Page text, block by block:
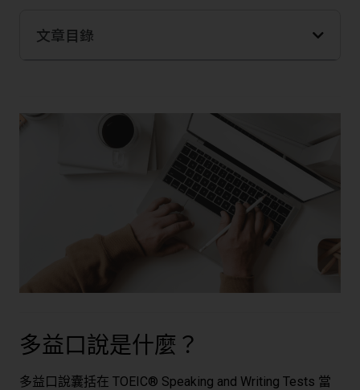
文章目錄
多益口說是什麼？
多益口說囊括在 TOEIC® Speaking and Writing Tests 當